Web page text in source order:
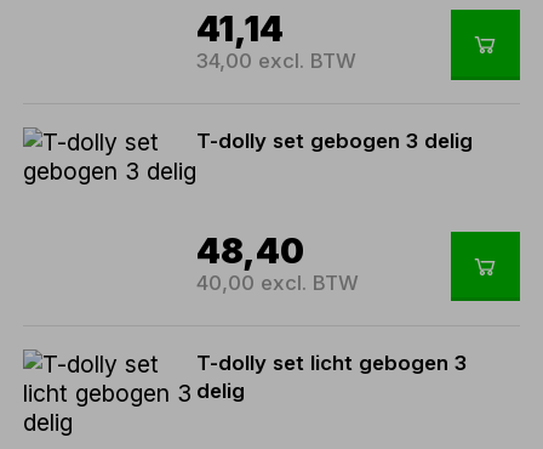
41,14
34,00 excl. BTW
T-dolly set gebogen 3 delig
48,40
40,00 excl. BTW
T-dolly set licht gebogen 3
delig